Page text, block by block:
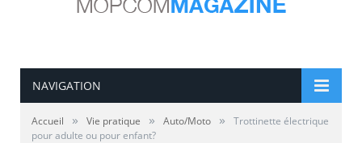
NAVIGATION
Accueil » Vie pratique » Auto/Moto »
Trottinette électrique
pour adulte ou pour enfant?